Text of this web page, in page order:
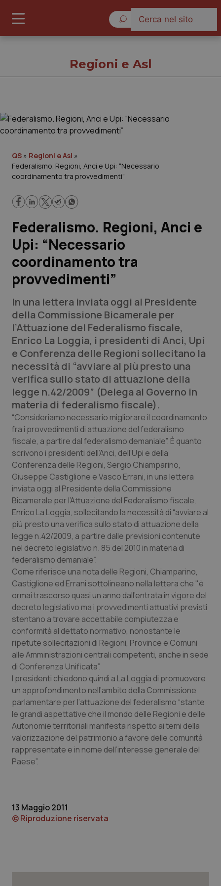
Governo e Parlamento
Regioni e Asl
Lavoro e Professioni
Scienza e Farmaci
Studi e Analisi
Lettere al direttore
Edizioni Regionali
QS Pro
Professionisti Sanitari.AI
Abruzzo
Basilicata
Calabria
Campania
Emilia-Romagna
Friuli Venezia Giulia
Lazio
Liguria
Lombardia
Marche
Molise
Piemonte
Provincia Autonoma di Bolzano
Provincia Autonoma di Trento
Puglia
Sicilia
QS Pro Gold
Artrite & artrosi
Asma & BPCO
Car-T
Colesterolo & coronaropatie
Dermatite Atopica
Diabete & glucometri
Disturbi dell’umore
Dolore
Donna & Salute
Epatiti
HIV
Infezioni & Febbre
Ipertensione & Scompenso
Malattie rare
Neuroscienze & patologie neurodegenerative
QS Club Newsletter
Regioni e Asl
QS » Regioni e Asl »
Federalismo. Regioni, Anci e Upi: “Necessario
coordinamento tra provvedimenti”
Federalismo. Regioni, Anci e
Upi: “Necessario
coordinamento tra
provvedimenti”
In una lettera inviata oggi al Presidente
della Commissione Bicamerale per
l’Attuazione del Federalismo fiscale,
Enrico La Loggia, i presidenti di Anci, Upi
e Conferenza delle Regioni sollecitano la
necessità di “avviare al più presto una
verifica sullo stato di attuazione della
legge n.42/2009” (Delega al Governo in
materia di federalismo fiscale).
“Consideriamo necessario migliorare il coordinamento
fra i provvedimenti di attuazione del federalismo
fiscale, a partire dal federalismo demaniale”. È quanto
scrivono i presidenti dell’Anci, dell’Upi e della
Conferenza delle Regioni, Sergio Chiamparino,
Giuseppe Castiglione e Vasco Errani, in una lettera
inviata oggi al Presidente della Commissione
Bicamerale per l’Attuazione del Federalismo fiscale,
Enrico La Loggia, sollecitando la necessità di “avviare al
più presto una verifica sullo stato di attuazione della
legge n.42/2009, a partire dalle previsioni contenute
nel decreto legislativo n. 85 del 2010 in materia di
federalismo demaniale”.
Come riferisce una nota delle Regioni, Chiamparino,
Castiglione ed Errani sottolineano nella lettera che "è
ormai trascorso quasi un anno dall’entrata in vigore del
decreto legislativo ma i provvedimenti attuativi previsti
stentano a trovare accettabile compiutezza e
conformità al dettato normativo, nonostante le
ripetute sollecitazioni di Regioni, Province e Comuni
alle Amministrazioni centrali competenti, anche in sede
di Conferenza Unificata”.
I presidenti chiedono quindi a La Loggia di promuovere
un approfondimento nell’ambito della Commissione
parlamentare per l’attuazione del federalismo “stante
le grandi aspettative che il mondo delle Regioni e delle
Autonomie territoriali manifesta rispetto ai temi della
valorizzazione del patrimonio a favore delle comunità
rappresentate e in nome dell’interesse generale del
Paese”.
13 Maggio 2011
© Riproduzione riservata